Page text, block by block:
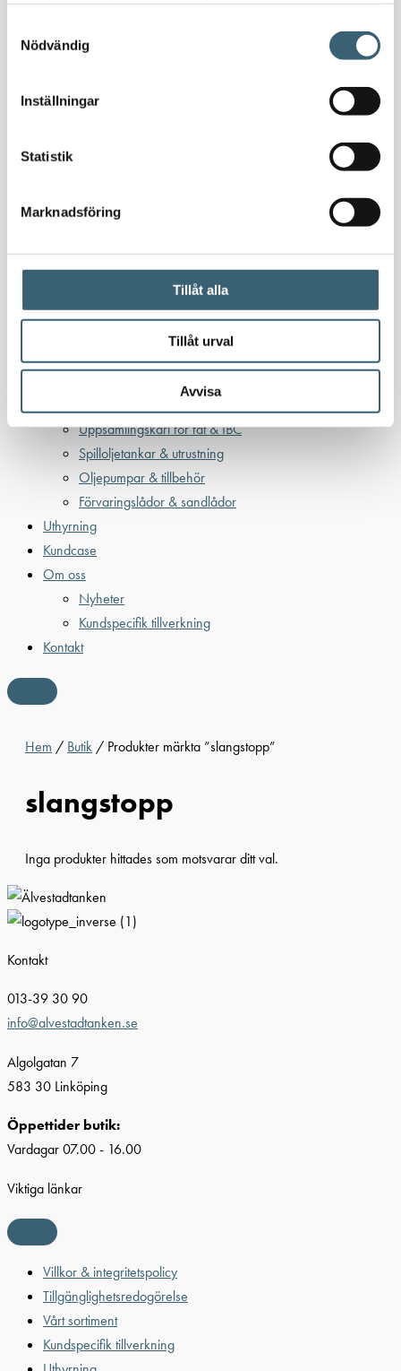
Nödvändig
Inställningar
Statistik
Marknadsföring
Tillåt alla
Tillåt urval
Avvisa
Diesel
Dieseltankar ADR 500-3000 liter
Bensin
Bensinutrustning
Kem
Kemikalietankar
Uppsamlingskärl för fat & IBC
Spilloljetankar & utrustning
Oljepumpar & tillbehör
Förvaringslådor & sandlådor
Uthyrning
Kundcase
Om oss
Nyheter
Kundspecifik tillverkning
Kontakt
Hem / Butik / Produkter märkta ”slangstopp”
slangstopp
Inga produkter hittades som motsvarar ditt val.
Kontakt
013-39 30 90
info@alvestadtanken.se
Algolgatan 7
583 30 Linköping
Öppettider butik:
Vardagar 07.00 - 16.00
Viktiga länkar
Villkor & integritetspolicy
Tillgänglighetsredogörelse
Vårt sortiment
Kundspecifik tillverkning